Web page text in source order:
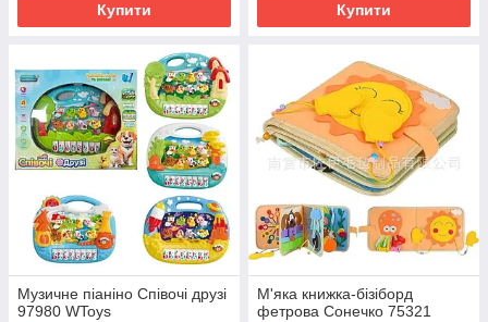
Купити Купити
Музичне піаніно Співочі друзі
97980 WToys
М'яка книжка-бізіборд
фетрова Сонечко 75321